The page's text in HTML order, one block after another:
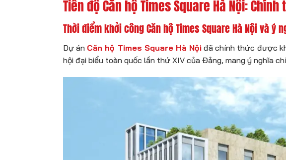
Tiến độ Căn hộ Times Square Hà Nội:
Thời điểm khởi công Căn hộ Times Square Hà Nội và ý
Dự án Căn hộ Times Square Hà Nội đã chính thức được
hội đại biểu toàn quốc lần thứ XIV của Đảng, mang ý nghĩa